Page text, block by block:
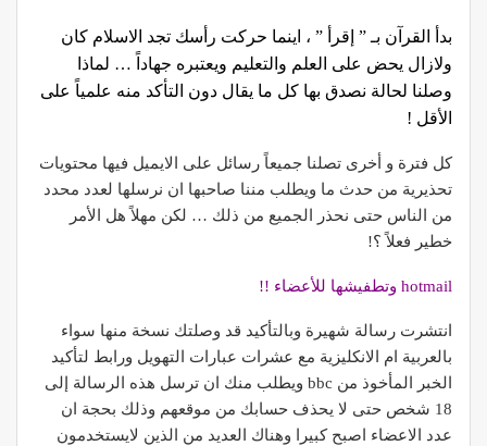
بدأ القرآن بـ ” إقرأ ” ، اينما حركت رأسك تجد الاسلام كان
ولازال يحض على العلم والتعليم ويعتبره جهاداً … لماذا
وصلنا لحالة نصدق بها كل ما يقال دون التأكد منه علمياً على
الأقل !
كل فترة و أخرى تصلنا جميعاً رسائل على الايميل فيها محتويات
تحذيرية من حدث ما ويطلب مننا صاحبها ان نرسلها لعدد محدد
من الناس حتى نحذر الجميع من ذلك … لكن مهلاً هل الأمر
خطير فعلاً ؟!
hotmail وتطفيشها للأعضاء !!
انتشرت رسالة شهيرة وبالتأكيد قد وصلتك نسخة منها سواء
بالعربية ام الانكليزية مع عشرات عبارات التهويل ورابط لتأكيد
الخبر المأخوذ من bbc ويطلب منك ان ترسل هذه الرسالة إلى
18 شخص حتى لا يحذف حسابك من موقعهم وذلك بحجة ان
عدد الاعضاء اصبح كبيرا وهناك العديد من الذين لايستخدمون